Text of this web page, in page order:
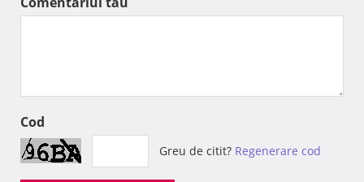
Cod
Greu de citit? Regenerare cod